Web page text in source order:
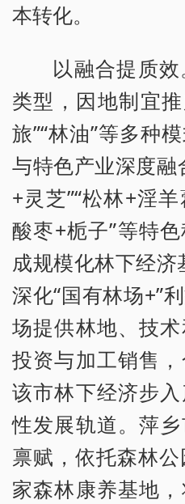
本转化。
以融合提质
类型，因地制宜推
旅”“林油”等多种
与特色产业深度融
+灵芝”“松林+淫羊
酸枣+栀子”等特
成规模化林下经
深化“国有林场+”
场提供林地、技
投资与加工销售
该市林下经济步
性发展轨道。萍
禀赋，依托森林
家森林康养基地